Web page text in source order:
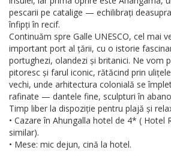
pescarii pe catalige — echilibrați
înfipți în recif.
Continuăm spre Galle UNESCO, cel mai
important port al țării, cu o istorie
portughezi, olandezi și britanici. Ne vom
pitoresc și farul iconic, rătăcind prin
vechi, unde arhitectura colonială se
rafinate — dantele fine, sculpturi în
Timp liber la dispoziție pentru plajă și
• Cazare în Ahungalla hotel de 4* ( Hotel
similar).
• Mese: mic dejun, cină la hotel.